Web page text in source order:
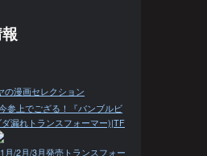
の漫画セレクション
参上でござる！『バンブルビ
漏れトランスフォーマー)|TF
月/2月/3月発売トランスフォー